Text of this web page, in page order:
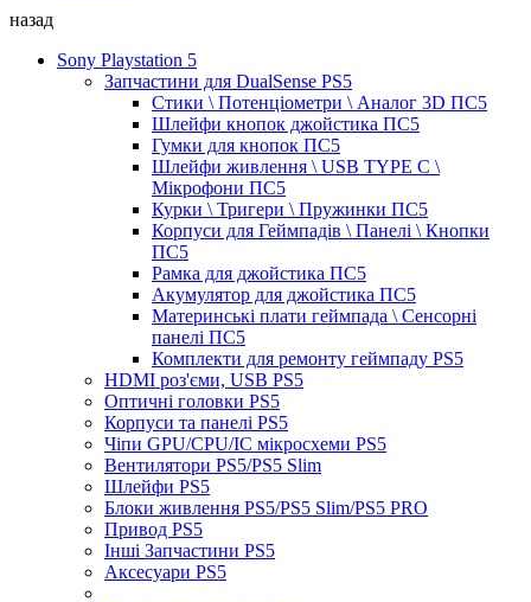
назад
Sony Playstation 5
Запчастини для DualSense PS5
Стики \ Потенціометри \ Аналог 3D ПС5
Шлейфи кнопок джойстика ПС5
Гумки для кнопок ПС5
Шлейфи живлення \ USB TYPE C \
Мікрофони ПС5
Курки \ Тригери \ Пружинки ПС5
Корпуси для Геймпадів \ Панелі \ Кнопки
ПС5
Рамка для джойстика ПС5
Акумулятор для джойстика ПС5
Материнські плати геймпада \ Сенсорні
панелі ПС5
Комплекти для ремонту геймпаду PS5
HDMI роз'єми, USB PS5
Оптичні головки PS5
Корпуси та панелі PS5
Чіпи GPU/CPU/IC мікросхеми PS5
Вентилятори PS5/PS5 Slim
Шлейфи PS5
Блоки живлення PS5/PS5 Slim/PS5 PRO
Привод PS5
Інші Запчастини PS5
Аксесуари PS5